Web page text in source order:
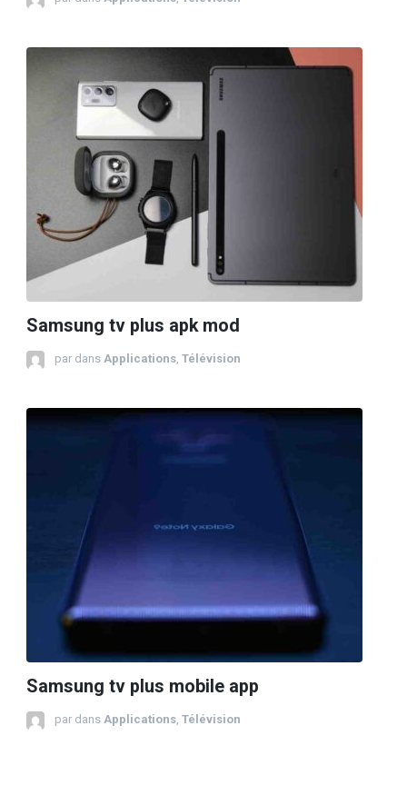
Samsung tv plus apk mod
par dans Applications, Télévision
Samsung tv plus mobile app
par dans Applications, Télévision